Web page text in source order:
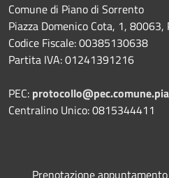
Comune di Piano di Sorrento
Piazza Domenico Cota, 1,
Codice Fiscale: 00385130638
Partita IVA: 01241391216
PEC:
Centralino Unico: 0815344411
Prenotazione appuntamento